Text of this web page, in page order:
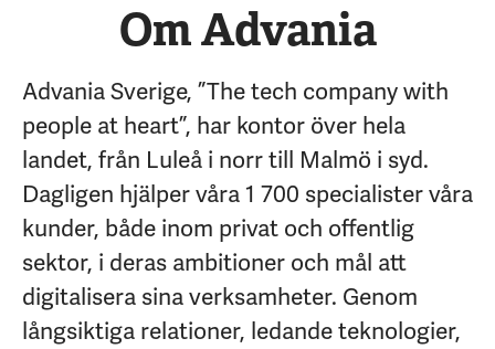
Om Advania
Advania Sverige, ”The tech company with
people at heart”, har kontor över hela
landet, från Luleå i norr till Malmö i syd.
Dagligen hjälper våra 1 700 specialister våra
kunder, både inom privat och offentlig
sektor, i deras ambitioner och mål att
digitalisera sina verksamheter. Genom
långsiktiga relationer, ledande teknologier,